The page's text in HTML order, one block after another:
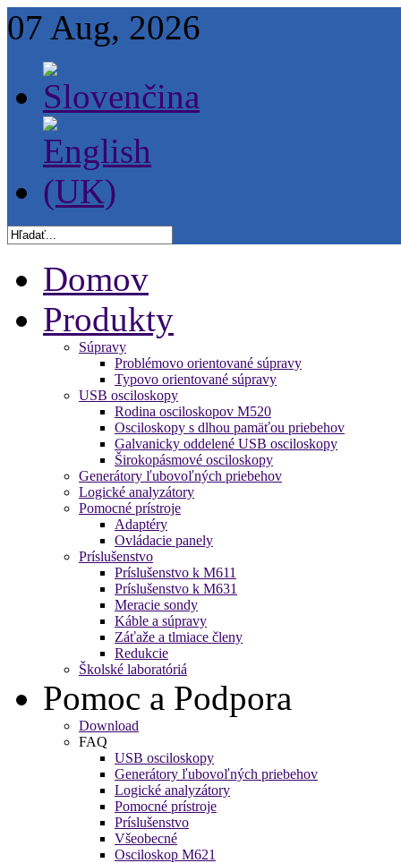
07 Aug, 2026
Domov
Produkty
Súpravy
Problémovo orientované súpravy
Typovo orientované súpravy
USB osciloskopy
Rodina osciloskopov M520
Osciloskopy s dlhou pamäťou priebehov
Galvanicky oddelené USB osciloskopy
Širokopásmové osciloskopy
Generátory ľubovoľných priebehov
Logické analyzátory
Pomocné prístroje
Adaptéry
Ovládacie panely
Príslušenstvo
Príslušenstvo k M611
Príslušenstvo k M631
Meracie sondy
Káble a súpravy
Záťaže a tlmiace členy
Redukcie
Školské laboratóriá
Pomoc a Podpora
Download
FAQ
USB osciloskopy
Generátory ľubovoľných priebehov
Logické analyzátory
Pomocné prístroje
Príslušenstvo
Všeobecné
Osciloskop M621